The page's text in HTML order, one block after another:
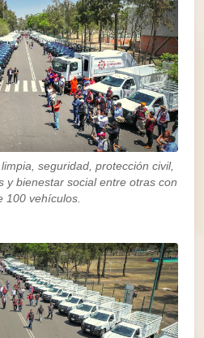
seguridad, protección civil,
y bienestar social entre otras con
100 vehículos.